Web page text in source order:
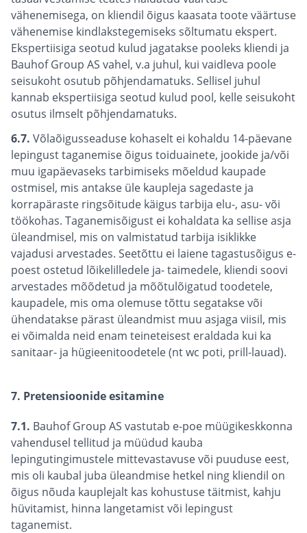
vähenemisega, on kliendil õigus kaasata toote väärtuse
vähenemise kindlakstegemiseks sõltumatu ekspert.
Ekspertiisiga seotud kulud jagatakse pooleks kliendi ja
Bauhof Group AS vahel, v.a juhul, kui vaidleva poole
seisukoht osutub põhjendamatuks. Sellisel juhul
kannab ekspertiisiga seotud kulud pool, kelle seisukoht
osutus ilmselt põhjendamatuks.
6.7. Võlaõigusseaduse kohaselt ei kohaldu 14-päevane
lepingust taganemise õigus toiduainete, jookide ja/või
muu igapäevaseks tarbimiseks mõeldud kaupade
ostmisel, mis antakse üle kaupleja sagedaste ja
korrapäraste ringsõitude käigus tarbija elu-, asu- või
töökohas. Taganemisõigust ei kohaldata ka sellise asja
üleandmisel, mis on valmistatud tarbija isiklikke
vajadusi arvestades. Seetõttu ei laiene tagastusõigus e-
poest ostetud lõikelilledele ja- taimedele, kliendi soovi
arvestades mõõdetud ja mõõtulõigatud toodetele,
kaupadele, mis oma olemuse tõttu segatakse või
ühendatakse pärast üleandmist muu asjaga viisil, mis
ei võimalda neid enam teineteisest eraldada kui ka
sanitaar- ja hügieenitoodetele (nt wc poti, prill-lauad).
7. Pretensioonide esitamine
7.1. Bauhof Group AS vastutab e-poe müügikeskkonna
vahendusel tellitud ja müüdud kauba
lepingutingimustele mittevastavuse või puuduse eest,
mis oli kaubal juba üleandmise hetkel ning kliendil on
õigus nõuda kauplejalt kas kohustuse täitmist, kahju
hüvitamist, hinna langetamist või lepingust
taganemist.